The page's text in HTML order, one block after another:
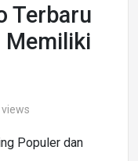
Terbaru
Memiliki